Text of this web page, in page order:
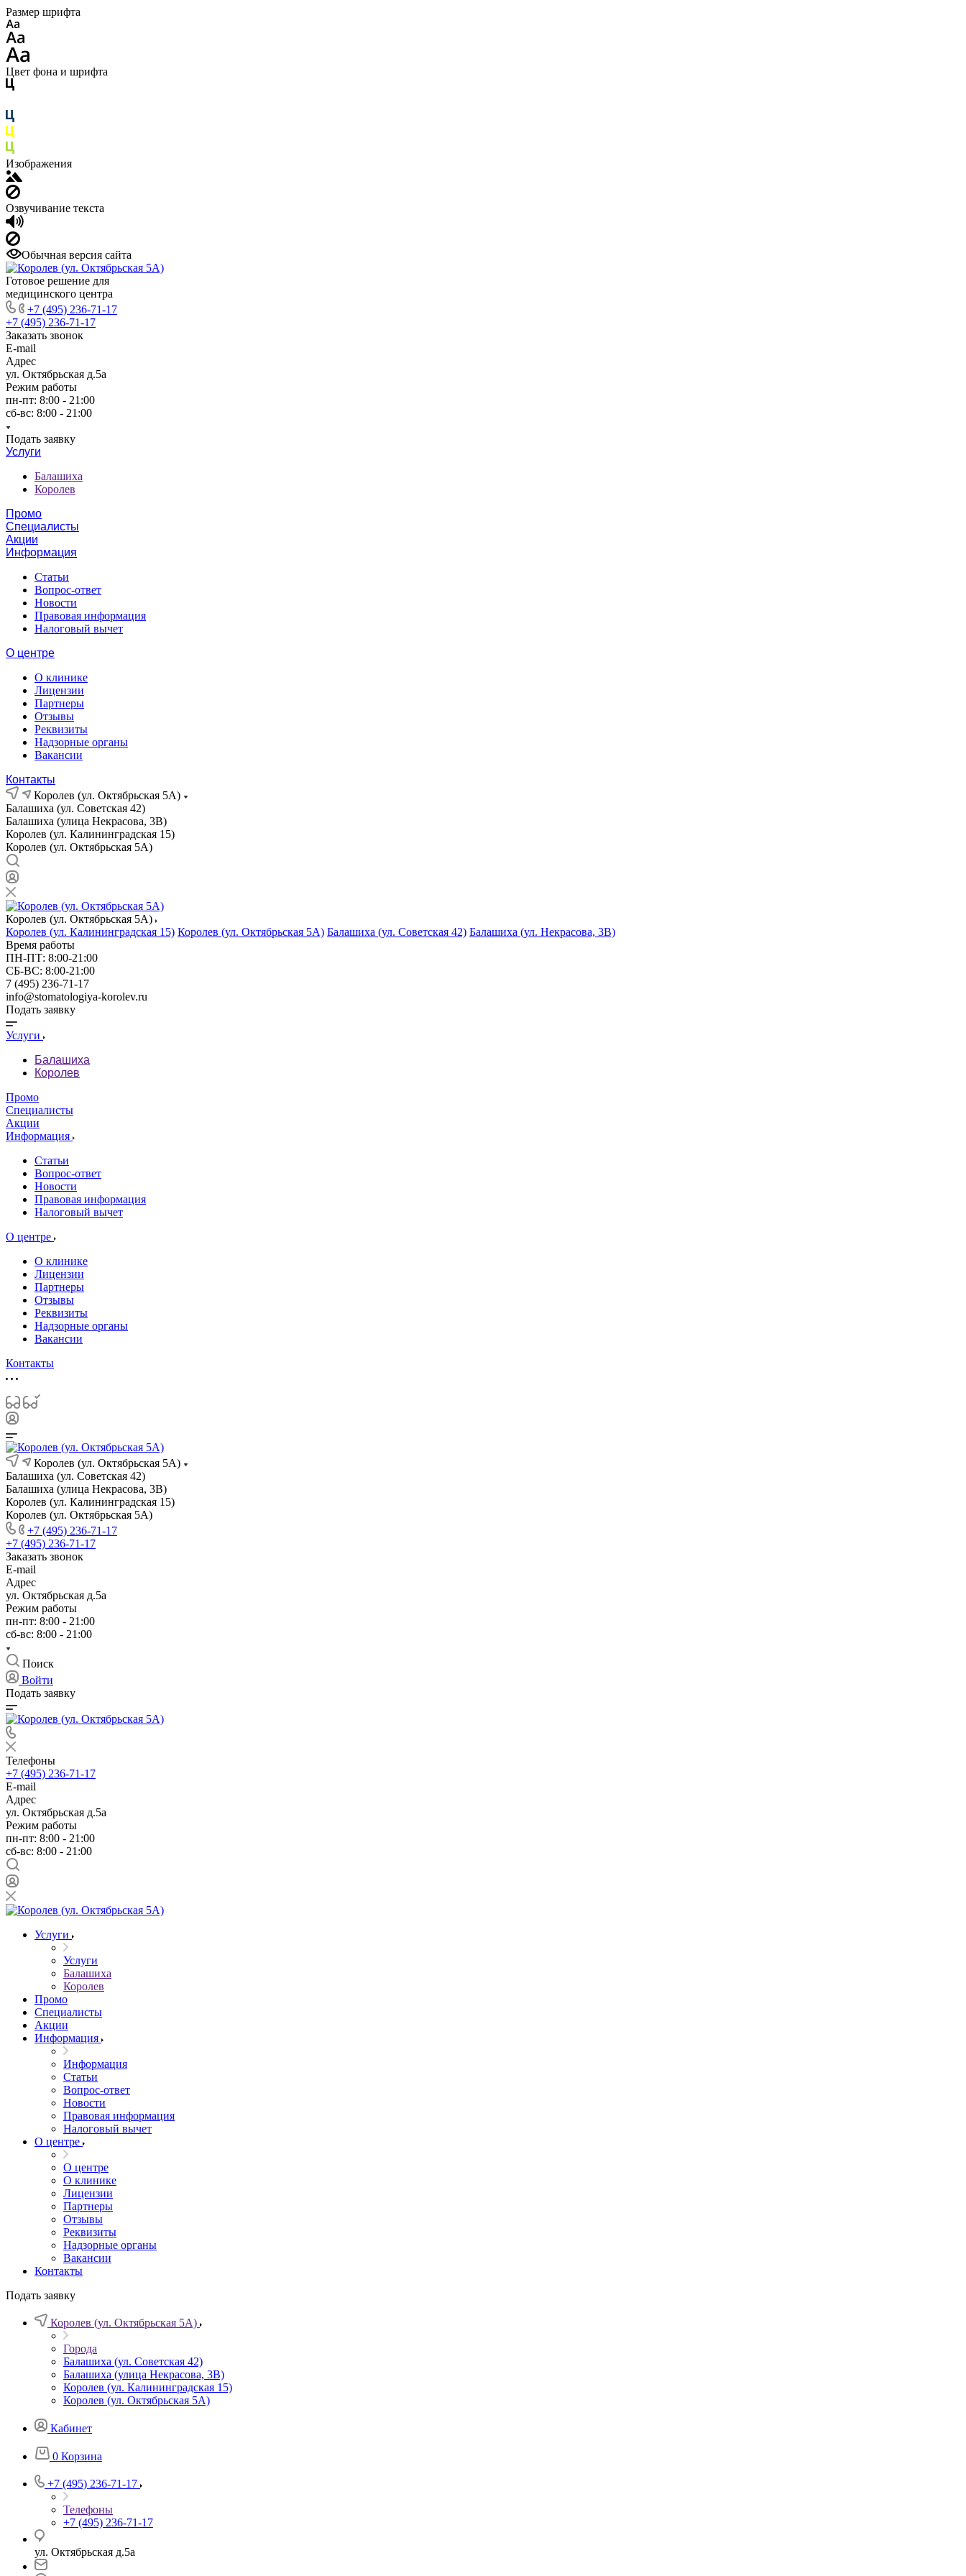
Размер шрифта
Цвет фона и шрифта
Изображения
Озвучивание текста
Обычная версия сайта
Готовое решение для
медицинского центра
+7 (495) 236-71-17
+7 (495) 236-71-17
Заказать звонок
E-mail
Адрес
ул. Октябрьская д.5а
Режим работы
пн-пт: 8:00 - 21:00
сб-вс: 8:00 - 21:00
Подать заявку
Услуги
Балашиха
Королев
Промо
Специалисты
Акции
Информация
Статьи
Вопрос-ответ
Новости
Правовая информация
Налоговый вычет
О центре
О клинике
Лицензии
Партнеры
Отзывы
Реквизиты
Надзорные органы
Вакансии
Контакты
Королев (ул. Октябрьская 5А)
Балашиха (ул. Советская 42)
Балашиха (улица Некрасова, 3В)
Королев (ул. Калининградская 15)
Королев (ул. Октябрьская 5А)
Королев (ул. Октябрьская 5А)
Королев (ул. Калининградская 15) Королев (ул. Октябрьская 5А) Балашиха (ул. Советская 42) Балашиха (ул. Некрасова, 3В)
Время работы
ПН-ПТ: 8:00-21:00
СБ-ВС: 8:00-21:00
7 (495) 236-71-17
info@stomatologiya-korolev.ru
Подать заявку
Услуги
Балашиха
Королев
Промо
Специалисты
Акции
Информация
Статьи
Вопрос-ответ
Новости
Правовая информация
Налоговый вычет
О центре
О клинике
Лицензии
Партнеры
Отзывы
Реквизиты
Надзорные органы
Вакансии
Контакты
Королев (ул. Октябрьская 5А)
Балашиха (ул. Советская 42)
Балашиха (улица Некрасова, 3В)
Королев (ул. Калининградская 15)
Королев (ул. Октябрьская 5А)
+7 (495) 236-71-17
+7 (495) 236-71-17
Заказать звонок
E-mail
Адрес
ул. Октябрьская д.5а
Режим работы
пн-пт: 8:00 - 21:00
сб-вс: 8:00 - 21:00
Поиск
Войти
Подать заявку
Телефоны
+7 (495) 236-71-17
E-mail
Адрес
ул. Октябрьская д.5а
Режим работы
пн-пт: 8:00 - 21:00
сб-вс: 8:00 - 21:00
Услуги
Услуги
Балашиха
Королев
Промо
Специалисты
Акции
Информация
Информация
Статьи
Вопрос-ответ
Новости
Правовая информация
Налоговый вычет
О центре
О центре
О клинике
Лицензии
Партнеры
Отзывы
Реквизиты
Надзорные органы
Вакансии
Контакты
Подать заявку
Королев (ул. Октябрьская 5А)
Города
Балашиха (ул. Советская 42)
Балашиха (улица Некрасова, 3В)
Королев (ул. Калининградская 15)
Королев (ул. Октябрьская 5А)
Кабинет
0 Корзина
+7 (495) 236-71-17
Телефоны
+7 (495) 236-71-17
ул. Октябрьская д.5а